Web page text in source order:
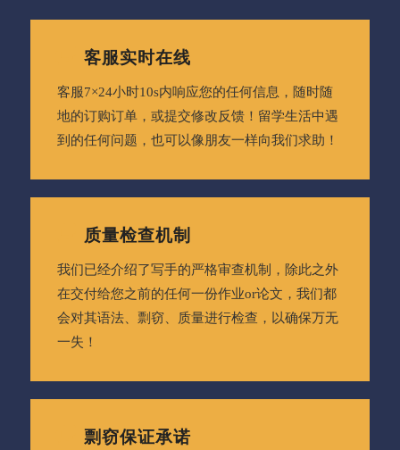
客服实时在线
客服7×24小时10s内响应您的任何信息，随时随
地的订购订单，或提交修改反馈！留学生活中遇
到的任何问题，也可以像朋友一样向我们求助！
质量检查机制
我们已经介绍了写手的严格审查机制，除此之外
在交付给您之前的任何一份作业or论文，我们都
会对其语法、剽窃、质量进行检查，以确保万无
一失！
剽窃保证承诺